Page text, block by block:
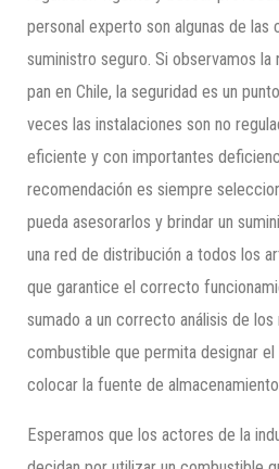
personal experto son algunas de las
suministro seguro. Si observamos la
pan en Chile, la seguridad es un
veces las instalaciones son no
eficiente y con importantes
recomendación es siempre
pueda asesorarlos y brindar un
una red de distribución a todos los
que garantice el correcto
sumado a un correcto análisis de
combustible que permita designar el
colocar la fuente de almacenamiento.
Esperamos que los actores de la